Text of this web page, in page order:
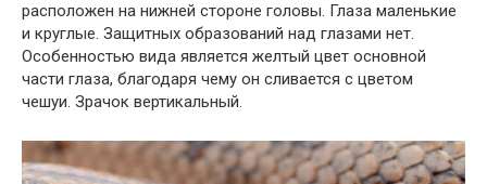
расположен на нижней стороне головы. Глаза маленькие
и круглые. Защитных образований над глазами нет.
Особенностью вида является желтый цвет основной
части глаза, благодаря чему он сливается с цветом
чешуи. Зрачок вертикальный.